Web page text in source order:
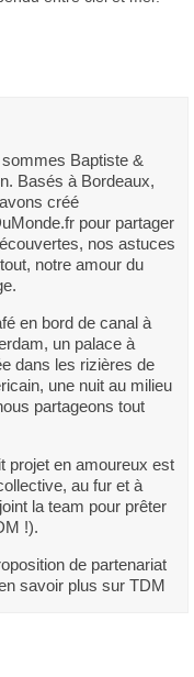
Baptiste &
Basés à Bordeaux,
créé
pour partager
nos astuces
notre amour du
en bord de canal à
un palace à
dans les rizières de
une nuit au milieu
partageons tout
projet en amoureux est
au fur et à
la team pour prêter
!).
de partenariat
savoir plus sur TDM